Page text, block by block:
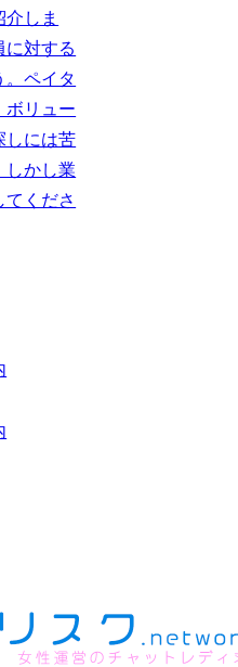
しま
に対する
。ペイタ
ボリュー
しには苦
しかし業
くださ